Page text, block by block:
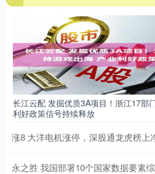
长江云配 发掘优质3A项目！浙江17部
利好政策信号持续释放
涨8 大洋电机涨停，深股通龙虎榜上
永之胜 我国部署10个国家数据要素